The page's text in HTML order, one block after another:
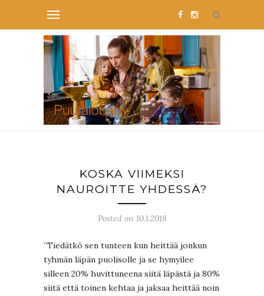
KOSKA VIIMEKSI
NAUROITTE YHDESSÄ?
Posted on 10.1.2018
”Tiedätkö sen tunteen kun heittää jonkun
tyhmän läpän puolisolle ja se hymyilee
silleen 20% huvittuneena siitä läpästä ja 80%
siitä että toinen kehtaa ja jaksaa heittää noin